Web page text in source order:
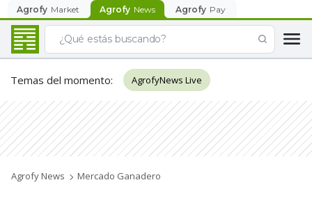
Agrofy Market Agrofy News Agrofy Pay
Temas del momento: AgrofyNews Live
Agrofy News Mercado Ganadero